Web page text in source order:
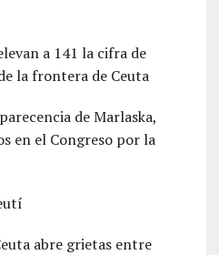
a 141 la cifra de
la frontera de Ceuta
de Marlaska,
en el Congreso por la
abre grietas entre